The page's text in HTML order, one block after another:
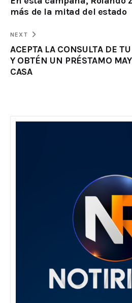
más de la mitad del estado
NEXT
ACEPTA LA CONSULTA DE
Y OBTÉN UN PRÉSTAMO
CASA